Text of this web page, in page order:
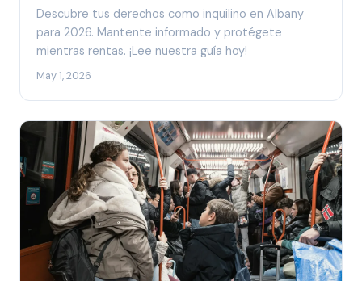
Descubre tus derechos como inquilino en Albany
para 2026. Mantente informado y protégete
mientras rentas. ¡Lee nuestra guía hoy!
May 1, 2026